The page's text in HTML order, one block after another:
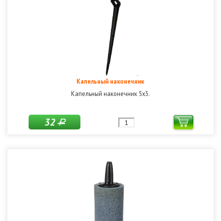
Капельный наконечник
Капельный наконечник 5х3.
32Р